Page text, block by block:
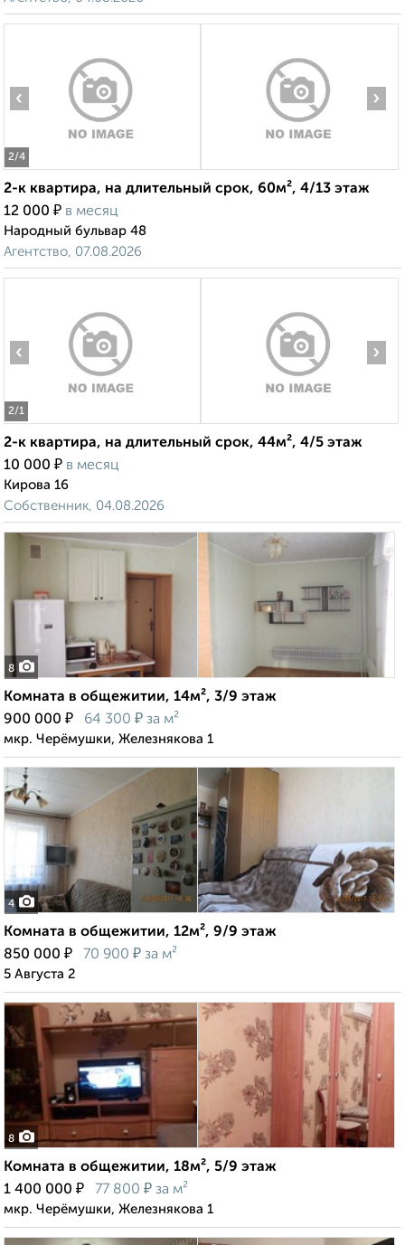
2/4
‹ ›
2-к квартира, на длительный срок, 60м², 4/13 этаж
12 000 ₽ в месяц
Народный бульвар 48
Агентство, 07.08.2026
2/1
‹ ›
2-к квартира, на длительный срок, 44м², 4/5 этаж
10 000 ₽ в месяц
Кирова 16
Собственник, 04.08.2026
8
Комната в общежитии, 14м², 3/9 этаж
900 000 ₽ 64 300 ₽ за м²
мкр. Черёмушки, Железнякова 1
4
Комната в общежитии, 12м², 9/9 этаж
850 000 ₽ 70 900 ₽ за м²
5 Августа 2
8
Комната в общежитии, 18м², 5/9 этаж
1 400 000 ₽ 77 800 ₽ за м²
мкр. Черёмушки, Железнякова 1